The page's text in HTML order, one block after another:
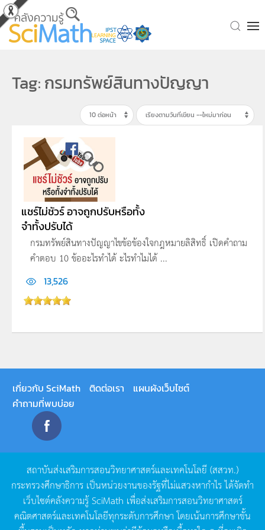
Skip to main content
Tag: กรมทรัพย์สินทางปัญญา
แชร์ไม่ชัวร์ อาจถูกปรับหรือทั้ง
จำทั้งปรับได้
กรมทรัพย์สินทางปัญญาไขข้อข้องใจกฎหมายลิสิทธิ์ เปิดคำถาม
คำตอบ 10 ข้ออะไรทำได้ ะไรทำไมได้ ...
13,526
เกี่ยวกับ SciMath ติดต่อเรา
แผนผังเว็บไซต์
คำถามที่พบบ่อย
สถาบันส่งเสริมการสอนวิทยาศาสตร์และเทคโนโลยี (สสวท.)
กระทรวงศึกษาธิการ เป็นหน่วยงานของรัฐที่ไม่แสวงหากำไรได้จัดทำ
เว็บไซต์คลังความรู้SciMath เพื่อส่งเสริมการสอนวิทยาศาสตร์
คณิตศาสตร์และเทคโนโลยีทุกระดับการศึกษา โดยเน้นการศึกษาขั้น